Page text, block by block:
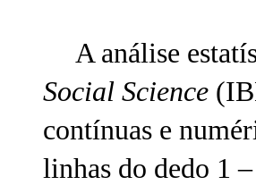
A análise
Social Science
contínuas e
linhas do dedo 1